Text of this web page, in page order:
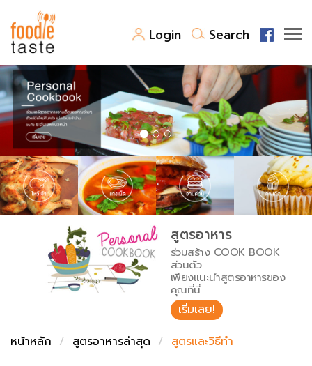
Login Search
สูตรอาหาร
สูตรอาหารล่าสุด
Top Foodie
พาไปชิม
สารพันก้นครัว
เคล็ดลับน่ารู้
เปรียบเทียบหน่วยการตวง
เปรียบเทียบอุณหภูมิ
เปรียบเทียบน้ำหนักวัตถุดิบ
FoodPedia
สร้าง Cookbook
สูตรอาหาร
ร่วมสร้าง COOK BOOK
ส่วนตัว
เพียงแนะนำสูตรอาหารของ
คุณที่นี่
เริ่มเลย!
หน้าหลัก
สูตรอาหารล่าสุด สูตรและวิธีทำ